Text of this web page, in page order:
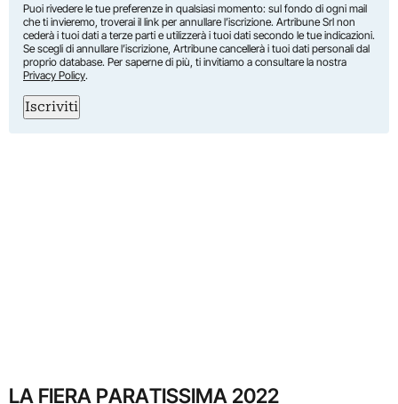
Puoi rivedere le tue preferenze in qualsiasi momento: sul fondo di ogni mail
che ti invieremo, troverai il link per annullare l’iscrizione. Artribune Srl non
cederà i tuoi dati a terze parti e utilizzerà i tuoi dati secondo le tue indicazioni.
Se scegli di annullare l’iscrizione, Artribune cancellerà i tuoi dati personali dal
proprio database. Per saperne di più, ti invitiamo a consultare la nostra
Privacy Policy.
Iscriviti
LA FIERA PARATISSIMA 2022